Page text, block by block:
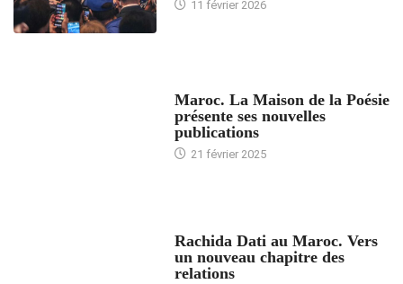
11 février 2026
Maroc. La Maison de la Poésie
présente ses nouvelles
publications
21 février 2025
Rachida Dati au Maroc. Vers
un nouveau chapitre des
relations